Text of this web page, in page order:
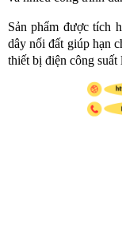
Sản phẩm được tích
dây nối đất giúp hạn
thiết bị điện công suất